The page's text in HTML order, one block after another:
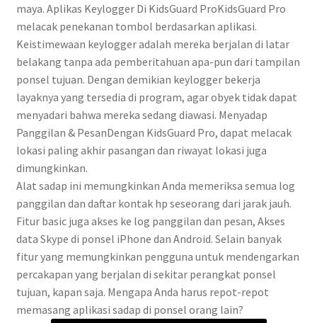
maya. Aplikas Keylogger Di KidsGuard ProKidsGuard Pro
melacak penekanan tombol berdasarkan aplikasi.
Keistimewaan keylogger adalah mereka berjalan di latar
belakang tanpa ada pemberitahuan apa-pun dari tampilan
ponsel tujuan. Dengan demikian keylogger bekerja
layaknya yang tersedia di program, agar obyek tidak dapat
menyadari bahwa mereka sedang diawasi. Menyadap
Panggilan & PesanDengan KidsGuard Pro, dapat melacak
lokasi paling akhir pasangan dan riwayat lokasi juga
dimungkinkan.
Alat sadap ini memungkinkan Anda memeriksa semua log
panggilan dan daftar kontak hp seseorang dari jarak jauh.
Fitur basic juga akses ke log panggilan dan pesan, Akses
data Skype di ponsel iPhone dan Android. Selain banyak
fitur yang memungkinkan pengguna untuk mendengarkan
percakapan yang berjalan di sekitar perangkat ponsel
tujuan, kapan saja. Mengapa Anda harus repot-repot
memasang aplikasi sadap di ponsel orang lain?